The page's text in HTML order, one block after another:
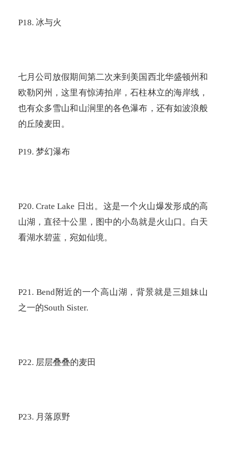
P18. 冰与火
七月公司放假期间第二次来到美国西北华盛顿州和
欧勒冈州，这里有惊涛拍岸，石柱林立的海岸线，
也有众多雪山和山涧里的各色瀑布，还有如波浪般
的丘陵麦田。
P19. 梦幻瀑布
P20. Crate Lake 日出。这是一个火山爆发形成的高
山湖，直径十公里，图中的小岛就是火山口。白天
看湖水碧蓝，宛如仙境。
P21. Bend附近的一个高山湖，背景就是三姐妹山
之一的South Sister.
P22. 层层叠叠的麦田
P23. 月落原野